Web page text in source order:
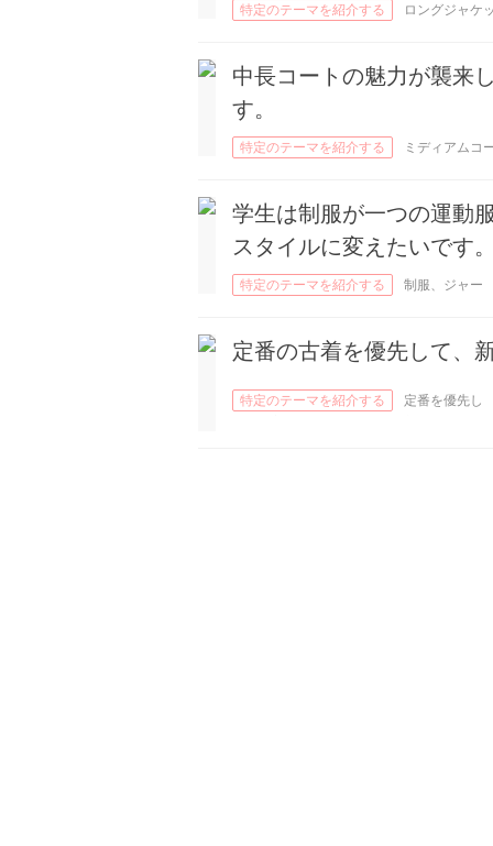
特定のテーマを紹介する
ロングジャケ
中長コートの魅力が襲来
す。
特定のテーマを紹介する
ミディアムコ
学生は制服が一つの運動
スタイルに変えたいです
特定のテーマを紹介する
制服、ジャー
定番の古着を優先して、
特定のテーマを紹介する
定番を優先し